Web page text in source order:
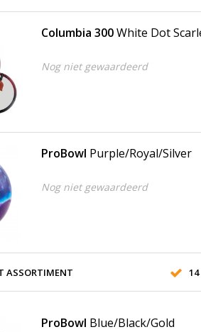
Columbia 300White Dot
Nog niet gewaardeerd
ProBowl Purple/Royal/Silver
Nog niet gewaardeerd
ASSORTIMENT 14
ProBowl Blue/Black/Gold